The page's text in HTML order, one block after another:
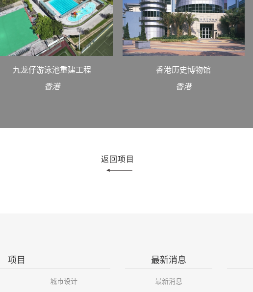
九龙仔游泳池重建工程
香港
香港历史博物馆
香港
返回项目
项目
城市设计
最新消息
最新消息